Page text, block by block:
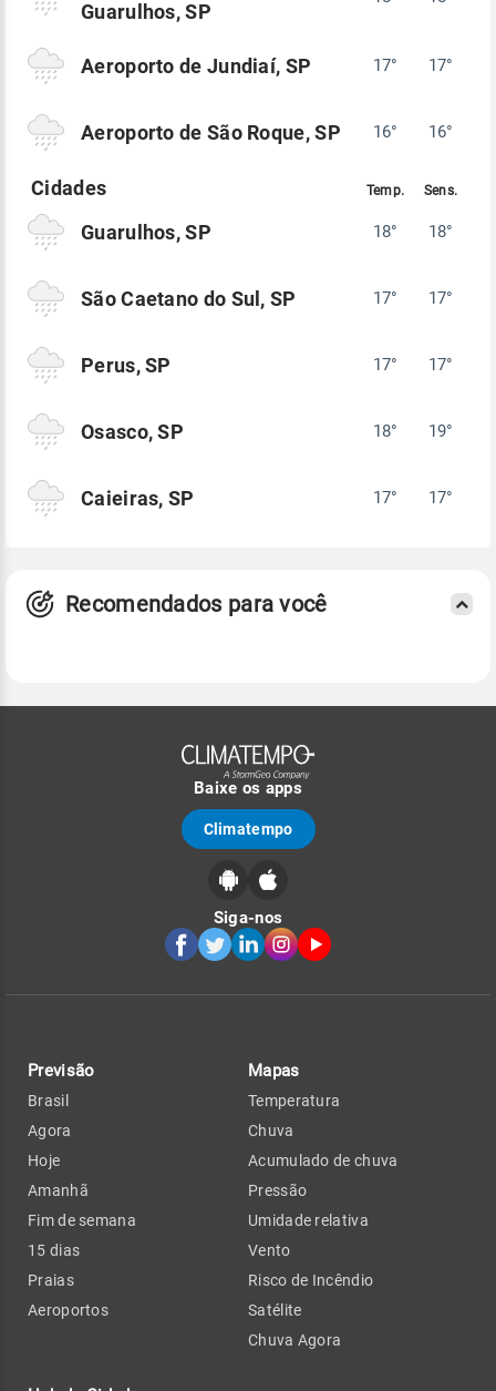
Guarulhos, SP
Aeroporto de Jundiaí, SP 17° 17°
Aeroporto de São Roque, SP 16° 16°
Guarulhos, SP 18° 18°
São Caetano do Sul, SP 17° 17°
Perus, SP 17° 17°
Osasco, SP 18° 19°
Caieiras, SP 17° 17°
Recomendados para você
Baixe os apps
Climatempo
Siga-nos
Previsão
Brasil
Agora
Hoje
Amanhã
Fim de semana
15 dias
Praias
Aeroportos
Mapas
Temperatura
Chuva
Acumulado de chuva
Pressão
Umidade relativa
Vento
Risco de Incêndio
Satélite
Chuva Agora